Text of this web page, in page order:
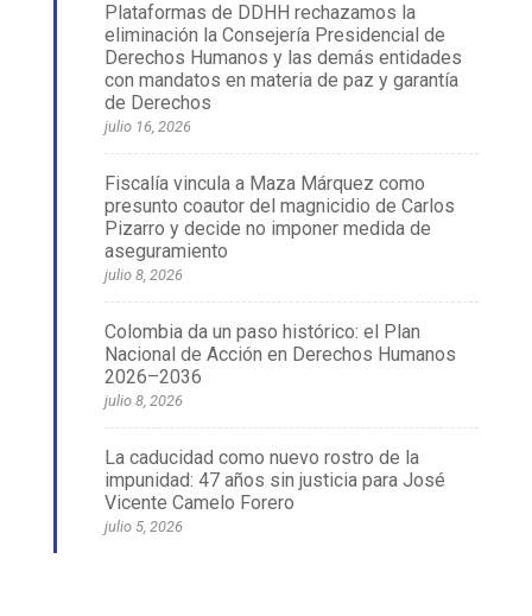
Plataformas de DDHH rechazamos la
eliminación la Consejería Presidencial de
Derechos Humanos y las demás entidades
con mandatos en materia de paz y garantía
de Derechos
julio 16, 2026
Fiscalía vincula a Maza Márquez como
presunto coautor del magnicidio de Carlos
Pizarro y decide no imponer medida de
aseguramiento
julio 8, 2026
Colombia da un paso histórico: el Plan
Nacional de Acción en Derechos Humanos
2026–2036
julio 8, 2026
La caducidad como nuevo rostro de la
impunidad: 47 años sin justicia para José
Vicente Camelo Forero
julio 5, 2026